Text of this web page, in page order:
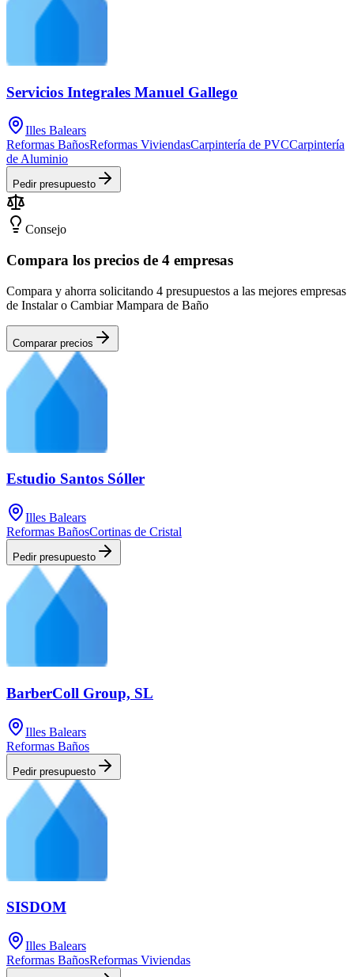
Servicios Integrales Manuel Gallego
Illes Balears
Reformas BañosReformas ViviendasCarpintería de PVCCarpintería
de Aluminio
Pedir presupuesto
Consejo
Compara los precios de 4 empresas
Compara y ahorra solicitando 4 presupuestos a las mejores empresas
de Instalar o Cambiar Mampara de Baño
Comparar precios
Estudio Santos Sóller
Illes Balears
Reformas BañosCortinas de Cristal
Pedir presupuesto
BarberColl Group, SL
Illes Balears
Reformas Baños
Pedir presupuesto
SISDOM
Illes Balears
Reformas BañosReformas Viviendas